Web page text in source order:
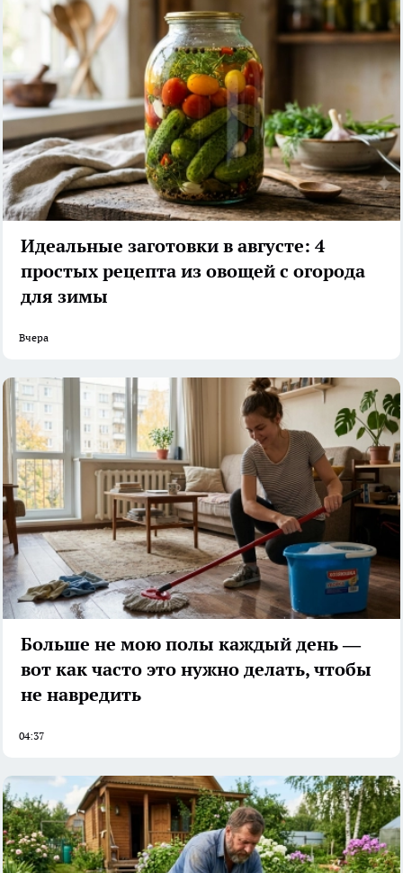
Идеальные заготовки в августе: 4
простых рецепта из овощей с огорода
для зимы
Вчера
Больше не мою полы каждый день —
вот как часто это нужно делать, чтобы
не навредить
04:37